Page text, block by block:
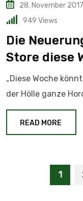
28. November 2017
949 Views
Die
Store diese
„Diese Woche
der Hölle ganze
READ MORE
1